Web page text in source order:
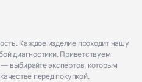
Каждое изделие проходит нашу
диагностики. Приветствуем
выбирайте экспертов, которым
перед покупкой.